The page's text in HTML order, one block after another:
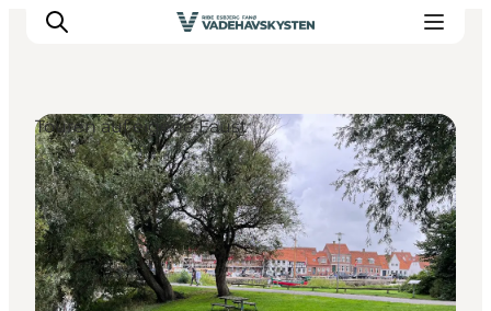
Ribe
Esbjerg
Fanø
Mandø
Touren auf eigene Faust